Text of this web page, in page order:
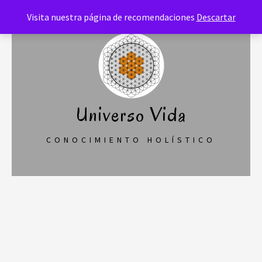
Visita nuestra página de recomendaciones Descartar
contenido
Universo Vida
CONOCIMIENTO HOLÍSTICO